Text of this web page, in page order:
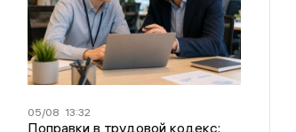
05/08 13:32
Поправки в трудовой кодекс: